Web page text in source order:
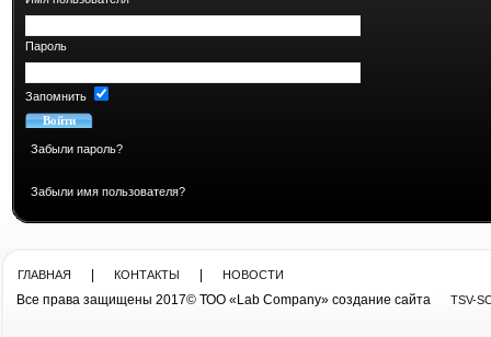
Пароль
Запомнить
Забыли пароль?
Забыли имя пользователя?
ГЛАВНАЯ КОНТАКТЫ НОВОСТИ
Все права защищены 2017© ТОО «Lab Company» cоздание сайта TSV-